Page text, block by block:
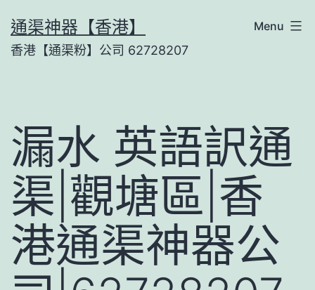
to
content
通渠神器【香港】
香港【通渠粉】公司 62728207
Menu
漏水 英語訳通
渠|觀塘區|香
港通渠神器公